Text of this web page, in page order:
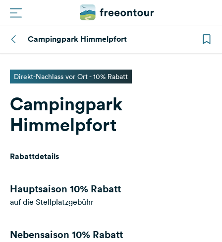
Routen
Plätze
Partner
Registrieren
Newsletter
Feedback
Campingpark Himmelpfort
Direkt-Nachlass vor Ort - 10% Rabatt
Campingpark
Himmelpfort
Rabattdetails
Hauptsaison 10% Rabatt
auf die Stellplatzgebühr
Nebensaison 10% Rabatt